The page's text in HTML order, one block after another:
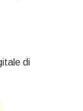
di